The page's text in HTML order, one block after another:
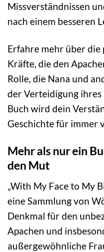
Missverständnissen
nach einem besseren
Erfahre mehr über die
Kräfte, die den
Rolle, die Nana und
der Verteidigung ihres
Buch wird dein
Geschichte für immer
Mehr als nur ein
den Mut
„With My Face to My
eine Sammlung von
Denkmal für den
Apachen und
außergewöhnliche